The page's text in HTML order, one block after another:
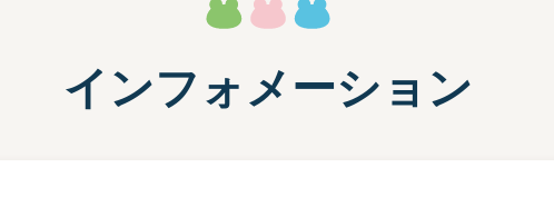
モーター抽選結果・
前検タイムランキング
選手検索
ファン送迎バス時刻表
施設案内
兵庫支部選手優勝実績
兵庫支部選手プロフィール一覧
インフォメーション